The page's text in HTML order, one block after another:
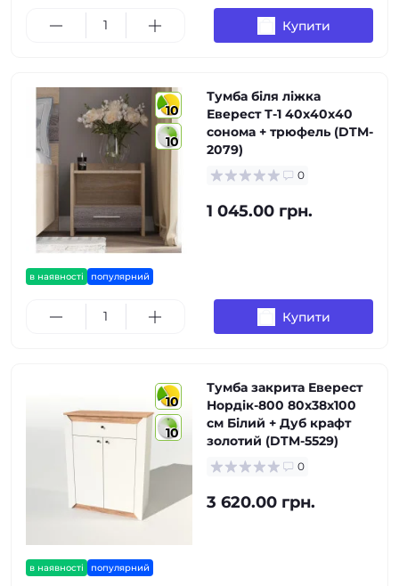
Купити
10
10
в наявності популярний
Тумба біля ліжка
Еверест Т-1 40х40х40
сонома + трюфель (DTM-
2079)
0
1 045.00 грн.
Купити
10
10
в наявності популярний
Тумба закрита Еверест
Нордік-800 80х38х100
см Білий + Дуб крафт
золотий (DTM-5529)
0
3 620.00 грн.